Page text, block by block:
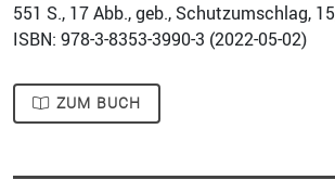
551 S., 17 Abb., geb., Schutzumschlag,
ISBN: 978-3-8353-3990-3 (2022-05-02)
ZUM BUCH